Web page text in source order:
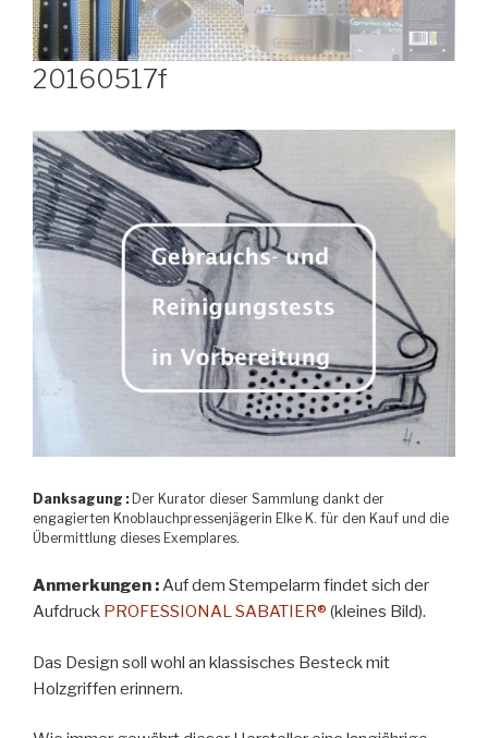
20160517f
Danksagung : Der Kurator dieser Sammlung dankt der
engagierten Knoblauchpressenjägerin Elke K. für den Kauf und die
Übermittlung dieses Exemplares.
Anmerkungen :Auf dem Stempelarm findet sich der
Aufdruck PROFESSIONAL SABATIER® (kleines Bild).
Das Design soll wohl an klassisches Besteck mit
Holzgriffen erinnern.